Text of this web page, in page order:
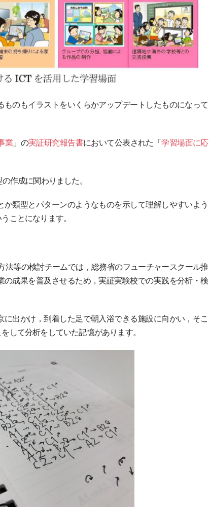
のもイラストをいくらかアップデートしたものになって
業 」の実証研究報告書において公表された「学習場面に応
作成に関わりました。
類型とパターンのようなものを示して理解しやすいよう
ことになります。
等の検討チームでは，総務省のフューチャースクール推
成果を普及させるため，実証実験校での実践を分析・検
出かけ，到着した足で朝入浴できる施設に向かい，そこ
して分析をしていた記憶があります。